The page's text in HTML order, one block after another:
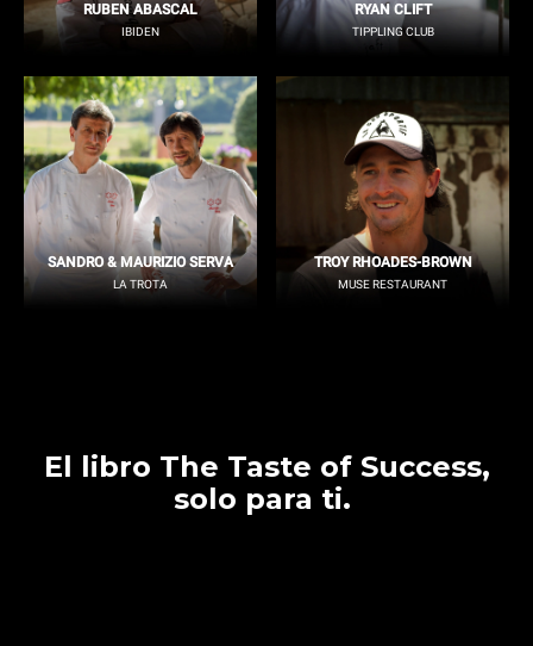
RUBEN ABASCAL
IBIDEN
RYAN CLIFT
TIPPLING CLUB
SANDRO & MAURIZIO SERVA
LA TROTA
TROY RHOADES-BROWN
MUSE RESTAURANT
El libro The Taste of Success,
solo para ti.